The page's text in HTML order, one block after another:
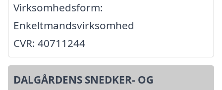
Virksomhedsform:
Enkeltmandsvirksomhed
CVR: 40711244
DALGÅRDENS SNEDKER- OG